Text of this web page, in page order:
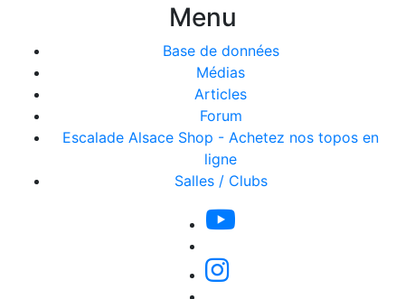
Menu
Base de données
Médias
Articles
Forum
Escalade Alsace Shop - Achetez nos topos en
ligne
Salles / Clubs